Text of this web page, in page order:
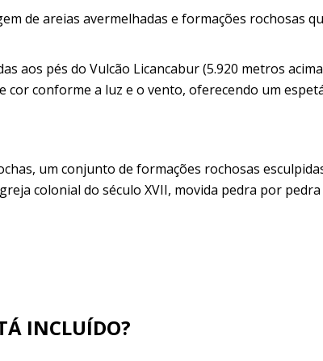
de areias avermelhadas e formações rochosas
aos pés do Vulcão Licancabur (5.920 metros
cor conforme a luz e o vento, oferecendo um
um conjunto de formações rochosas
colonial do século XVII, movida pedra por
INCLUÍDO?